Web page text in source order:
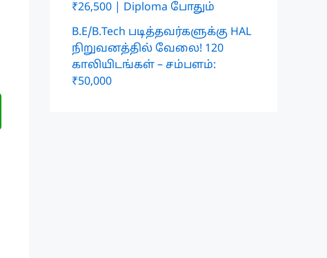
₹26,500 | Diploma போதும்
B.E/B.Tech படித்தவர்களுக்கு HAL
நிறுவனத்தில் வேலை! 120
காலியிடங்கள் – சம்பளம்:
₹50,000